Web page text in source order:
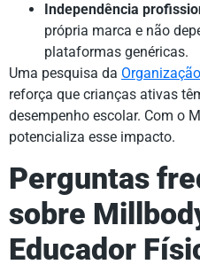
Independência
própria marca e não
plataformas genéricas.
Uma pesquisa da
reforça que crianças ativas
desempenho escolar. Com o
potencializa esse impacto.
Perguntas
sobre
Educador